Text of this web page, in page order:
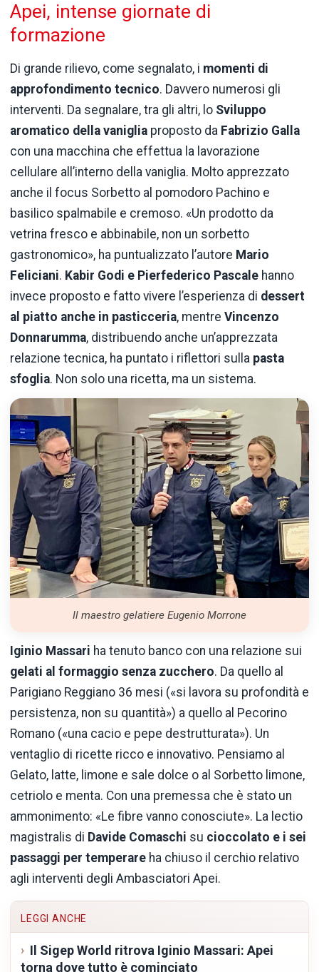
Apei, intense giornate di
formazione
Di grande rilievo, come segnalato, i momenti di
approfondimento tecnico. Davvero numerosi gli
interventi. Da segnalare, tra gli altri, lo Sviluppo
aromatico della vaniglia proposto da Fabrizio Galla
con una macchina che effettua la lavorazione
cellulare all’interno della vaniglia. Molto apprezzato
anche il focus Sorbetto al pomodoro Pachino e
basilico spalmabile e cremoso. «Un prodotto da
vetrina fresco e abbinabile, non un sorbetto
gastronomico», ha puntualizzato l’autore Mario
Feliciani. Kabir Godi e Pierfederico Pascale hanno
invece proposto e fatto vivere l’esperienza di dessert
al piatto anche in pasticceria, mentre Vincenzo
Donnarumma, distribuendo anche un’apprezzata
relazione tecnica, ha puntato i riflettori sulla pasta
sfoglia. Non solo una ricetta, ma un sistema.
Il maestro gelatiere Eugenio Morrone
Iginio Massari ha tenuto banco con una relazione sui
gelati al formaggio senza zucchero. Da quello al
Parigiano Reggiano 36 mesi («si lavora su profondità e
persistenza, non su quantità») a quello al Pecorino
Romano («una cacio e pepe destrutturata»). Un
ventaglio di ricette ricco e innovativo. Pensiamo al
Gelato, latte, limone e sale dolce o al Sorbetto limone,
cetriolo e menta. Con una premessa che è stato un
ammonimento: «Le fibre vanno conosciute». La lectio
magistralis di Davide Comaschi su cioccolato e i sei
passaggi per temperare ha chiuso il cerchio relativo
agli interventi degli Ambasciatori Apei.
LEGGI ANCHE
Il Sigep World ritrova Iginio Massari: Apei
torna dove tutto è cominciato